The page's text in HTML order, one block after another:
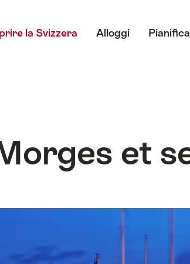
la Svizzera Alloggi
et